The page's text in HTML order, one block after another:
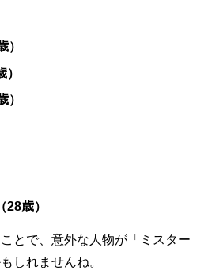
）
）
歳）
とで、意外な人物が「ミスター
しれませんね。